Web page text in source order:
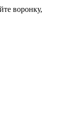
воронку,